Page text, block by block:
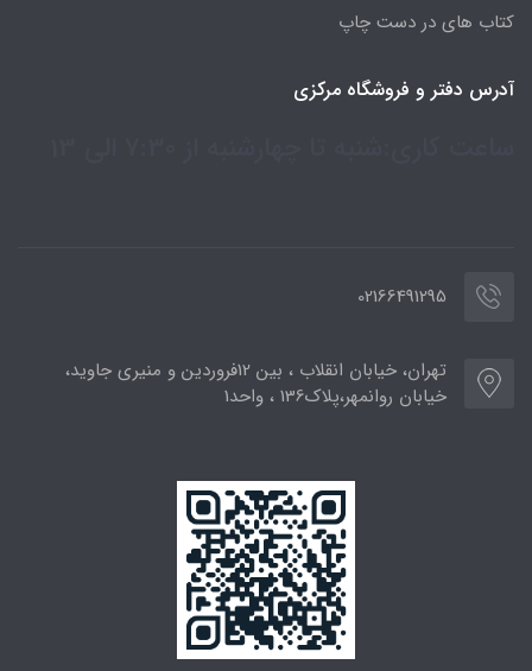
کتاب های در دست چاپ
آدرس دفتر و فروشگاه مرکزی
02166491295
تهران، خیابان انقلاب ، بین 12فروردین و منیری جاوید،
خیابان روانمهر،پلاک136 ، واحد1